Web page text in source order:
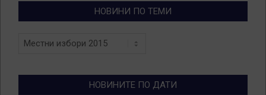
НОВИНИ ПО ТЕМИ
Новини
НОВИНИТЕ ПО ДАТИ